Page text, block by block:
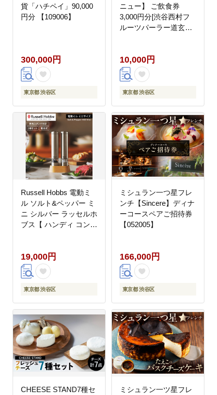
貨「ハチペイ」90,000
円分 【109006】
300,000円
東京都 渋谷区
ニュー】 ご飲食券
3,000円分[渋谷西村フ
ルーツパーラー道玄坂
10,000円
東京都 渋谷区
Russell Hobbs 電動ミ
ル ソルト&ペッパー ミ
ニ シルバー ラッセルホ
ブス【 ハンディ コンパ
【223001】
19,000円
東京都 渋谷区
ミシュラン一つ星フレ
ンチ【Sincere】ディナ
ーコースペアご招待券
【052005】
166,000円
東京都 渋谷区
CHEESE STAND7種セ
ミシュラン一ツ星フレ